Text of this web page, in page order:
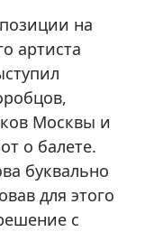
на
артиста
Москвы и
о балете.
буквально
для этого
с